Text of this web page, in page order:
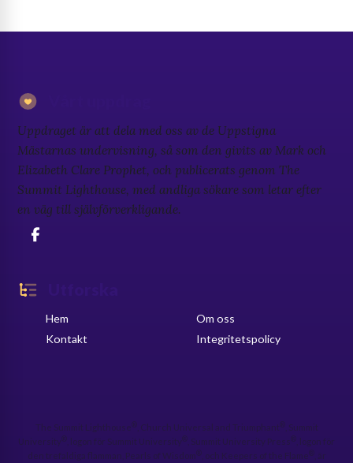
Uppdraget är att dela med oss av de Uppstigna
Mästarnas undervisning, så som den givits av Mark och
Elizabeth Clare Prophet, och publicerats genom The
Summit Lighthouse, med andliga sökare som letar efter
en väg till självförverkligande.
Hem
Kontakt
Om oss
Integritetspolicy
The Summit Lighthouse®, Church Universal and Triumphant®, Summit
University® , logon för Summit University® , Summit University Press® , logon för
den trefaldiga flamman, Pearls of Wisdom®, och Keepers of the Flame®, är